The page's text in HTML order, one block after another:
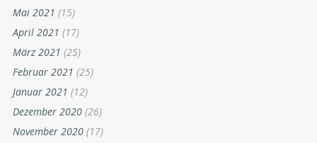
Mai 2021 (15)
April 2021 (17)
März 2021 (25)
Februar 2021 (25)
Januar 2021 (12)
Dezember 2020 (26)
November 2020 (17)